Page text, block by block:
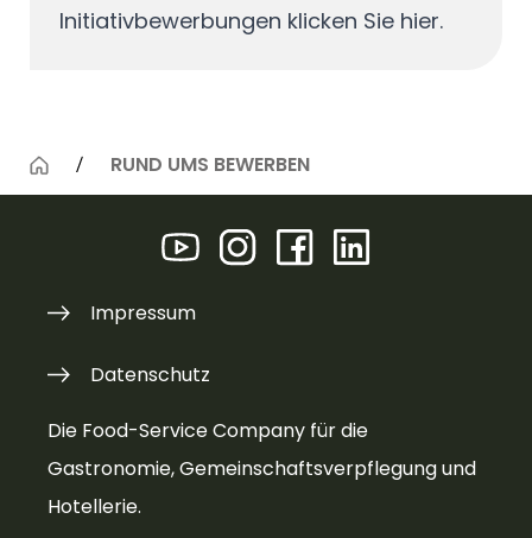
Initiativbewerbungen klicken Sie hier.
RUND UMS BEWERBEN
Die Food-Service Company für die
Gastronomie, Gemeinschaftsverpflegung und
Hotellerie.
Impressum
Datenschutz